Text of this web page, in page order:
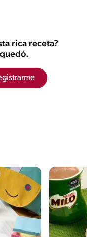
rica receta?